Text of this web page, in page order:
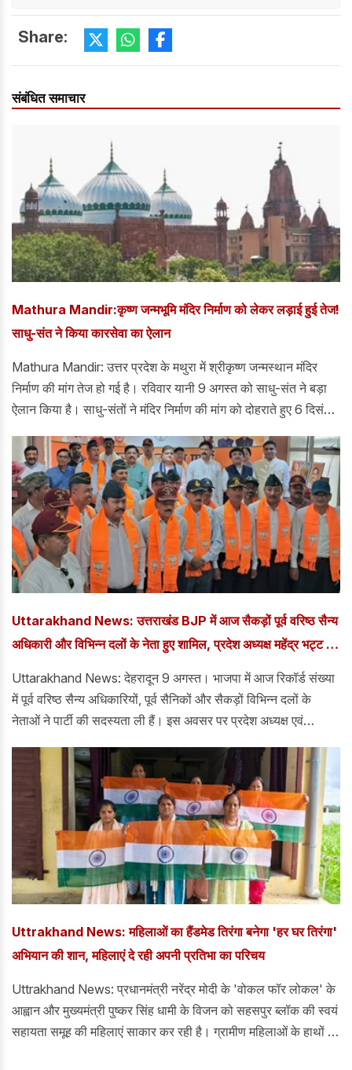
Share:
संबंधित समाचार
Mathura Mandir:कृष्ण जन्मभूमि मंदिर निर्माण को लेकर लड़ाई हुई तेज!
साधु-संत ने किया कारसेवा का ऐलान
Mathura Mandir: उत्तर प्रदेश के मथुरा में श्रीकृष्ण जन्मस्थान मंदिर
निर्माण की मांग तेज हो गई है। रविवार यानी 9 अगस्त को साधु-संत ने बड़ा
ऐलान किया है। साधु-संतों ने मंदिर निर्माण की मांग को दोहराते हुए 6 दिसंबर
Uttarakhand News: उत्तराखंड BJP में आज सैकड़ों पूर्व वरिष्ठ सैन्य
अधिकारी और विभिन्न दलों के नेता हुए शामिल, प्रदेश अध्यक्ष महेंद्र भट्ट ने
जताया पार्टी की जीत का भरोसा
Uttarakhand News: देहरादून 9 अगस्त। भाजपा में आज रिकॉर्ड संख्या
में पूर्व वरिष्ठ सैन्य अधिकारियों, पूर्व सैनिकों और सैकड़ों विभिन्न दलों के
नेताओं ने पार्टी की सदस्यता ली हैं। इस अवसर पर प्रदेश अध्यक्ष एवं
पर आगे बढ़ते हुए, देवभूमि में लगातार तीसरी बार कमल खिलने वाला है।
Uttrakhand News: महिलाओं का हैंडमेड तिरंगा बनेगा 'हर घर तिरंगा'
अभियान की शान, महिलाएं दे रही अपनी प्रतिभा का परिचय
Uttrakhand News: प्रधानमंत्री नरेंद्र मोदी के 'वोकल फॉर लोकल' के
आह्वान और मुख्यमंत्री पुष्कर सिंह धामी के विजन को सहसपुर ब्लॉक की स्वयं
सहायता समूह की महिलाएं साकार कर रही है। ग्रामीण महिलाओं के हाथों से